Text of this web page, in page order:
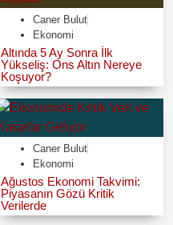
Caner Bulut
Ekonomi
Altında 5 Ay Sonra İlk
Yükseliş: Ons Altın Nereye
Koşuyor?
Caner Bulut
Ekonomi
Ağustos Ekonomi Takvimi:
Piyasanın Gözü Kritik
Verilerde